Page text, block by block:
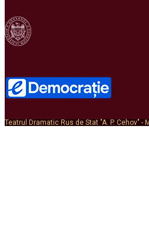
Teatrul Dramatic Rus de Stat "A. P. Cehov" -